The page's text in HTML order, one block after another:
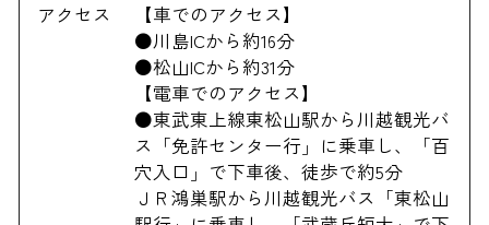
アクセス
【車でのアクセス】
●川島ICから約16分
●松山ICから約31分
【電車でのアクセス】
●東武東上線東松山駅から川越観光バ
ス「免許センター行」に乗車し、「百
穴入口」で下車後、徒歩で約5分
ＪＲ鴻巣駅から川越観光バス「東松山